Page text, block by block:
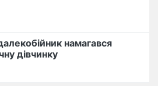
намагався
дівчинку